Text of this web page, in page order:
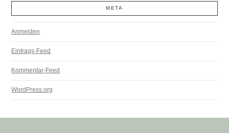
META
Anmelden
Eintrags-Feed
Kommentar-Feed
WordPress.org